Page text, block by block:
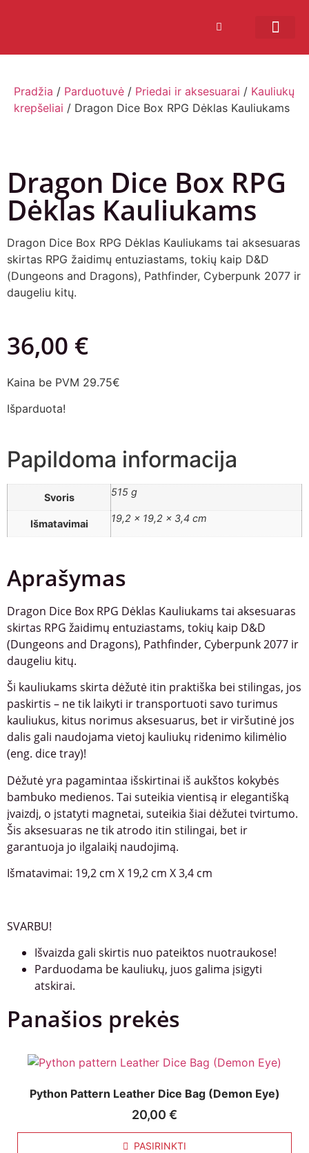
Pradžia / Parduotuvė / Priedai ir aksesuarai / Kauliukų
krepšeliai / Dragon Dice Box RPG Dėklas Kauliukams
Dragon Dice Box RPG
Dėklas Kauliukams
Dragon Dice Box RPG Dėklas Kauliukams tai aksesuaras
skirtas RPG žaidimų entuziastams, tokių kaip D&D
(Dungeons and Dragons), Pathfinder, Cyberpunk 2077 ir
daugeliu kitų.
36,00 €
Kaina be PVM 29.75€
Išparduota!
Papildoma informacija
Svoris 515 g
Išmatavimai 19,2 × 19,2 × 3,4 cm
Aprašymas
Dragon Dice Box RPG Dėklas Kauliukams tai aksesuaras
skirtas RPG žaidimų entuziastams, tokių kaip D&D
(Dungeons and Dragons), Pathfinder, Cyberpunk 2077 ir
daugeliu kitų.
Ši kauliukams skirta dėžutė itin praktiška bei stilingas, jos
paskirtis – ne tik laikyti ir transportuoti savo turimus
kauliukus, kitus norimus aksesuarus, bet ir viršutinė jos
dalis gali naudojama vietoj kauliukų ridenimo kilimėlio
(eng. dice tray)!
Dėžutė yra pagamintaa išskirtinai iš aukštos kokybės
bambuko medienos. Tai suteikia vientisą ir elegantišką
įvaizdį, o įstatyti magnetai, suteikia šiai dėžutei tvirtumo.
Šis aksesuaras ne tik atrodo itin stilingai, bet ir
garantuoja jo ilgalaikį naudojimą.
Išmatavimai: 19,2 cm X 19,2 cm X 3,4 cm
SVARBU!
Išvaizda gali skirtis nuo pateiktos nuotraukose!
Parduodama be kauliukų, juos galima įsigyti
atskirai.
Panašios prekės
Python Pattern Leather Dice Bag (Demon Eye)
20,00 €
PASIRINKTI